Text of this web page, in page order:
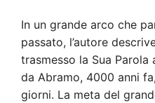
In un grande arco che
passato, l’autore
trasmesso la Sua
da Abramo, 4000 anni
giorni. La meta del